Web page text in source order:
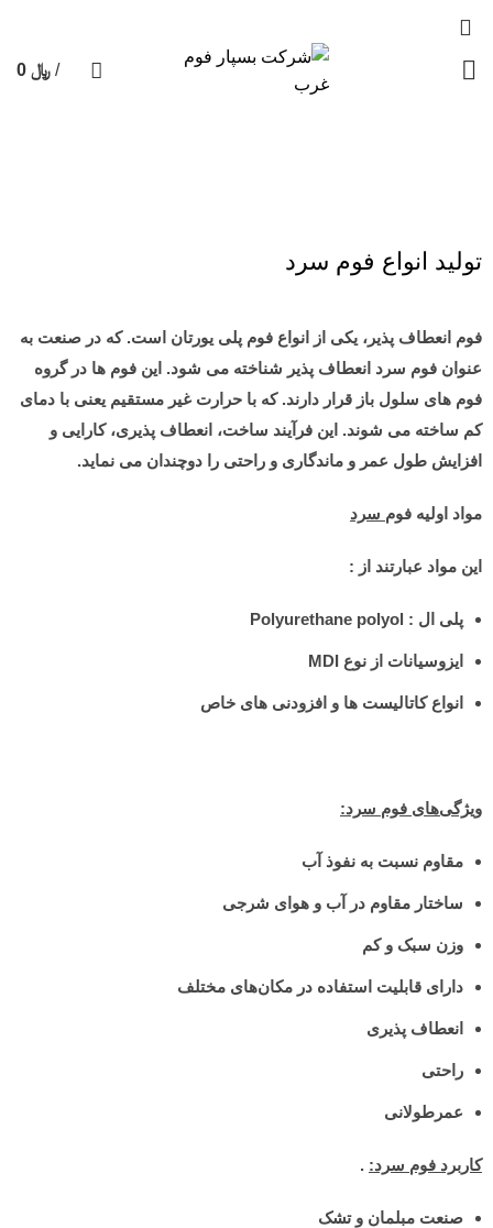
/ ﷼
تولید انواع فوم سرد
فوم انعطاف پذیر، یکی از انواع فوم پلی یورتان است. که در صنعت به
عنوان فوم سرد انعطاف پذیر شناخته می شود. این فوم ها در گروه
فوم های سلول باز قرار دارند. که با حرارت غیر مستقیم یعنی با دمای
کم ساخته می شوند. این فرآیند ساخت، انعطاف پذیری، کارایی و
افزایش طول عمر و ماندگاری و راحتی را دوچندان می نماید.
مواد اولیه فوم سرد
این مواد عبارتند از :
پلی ال :
ایزوسیانات از نوع MDI
انواع کاتالیست ها و افزودنی های خاص
ویژگی‌های فوم سرد:
مقاوم نسبت به نفوذ آب
ساختار مقاوم در آب و هوای شرجی
وزن سبک و کم
دارای قابلیت استفاده در مکان‌های مختلف
انعطاف پذیری
راحتی
عمرطولانی
کاربرد فوم سرد: .
صنعت مبلمان و تشک